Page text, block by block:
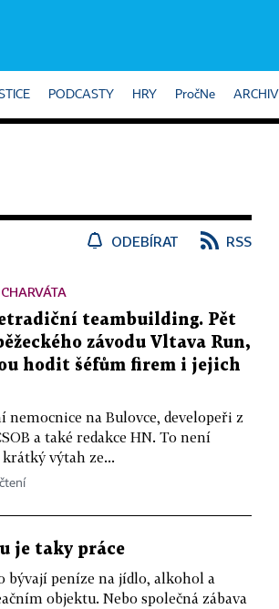
PODCASTY HRY PročNe ARCHIV
ODEBÍRAT RSS
teambuilding. Pět
závodu Vltava Run,
hodit šéfům firem i jejich
na Bulovce, developeři z
a také redakce HN. To není
výtah ze...
je taky práce
bývají peníze na jídlo, alkohol a
objektu. Nebo společná zábava